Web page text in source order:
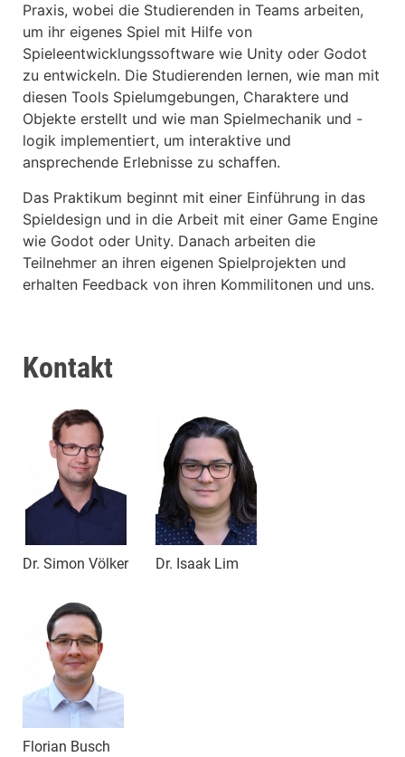
Praxis, wobei die Studierenden in Teams arbeiten,
um ihr eigenes Spiel mit Hilfe von
Spieleentwicklungssoftware wie Unity oder Godot
zu entwickeln. Die Studierenden lernen, wie man mit
diesen Tools Spielumgebungen, Charaktere und
Objekte erstellt und wie man Spielmechanik und -
logik implementiert, um interaktive und
ansprechende Erlebnisse zu schaffen.
Das Praktikum beginnt mit einer Einführung in das
Spieldesign und in die Arbeit mit einer Game Engine
wie Godot oder Unity. Danach arbeiten die
Teilnehmer an ihren eigenen Spielprojekten und
erhalten Feedback von ihren Kommilitonen und uns.
Kontakt
Dr. Simon Völker Dr. Isaak Lim
Florian Busch